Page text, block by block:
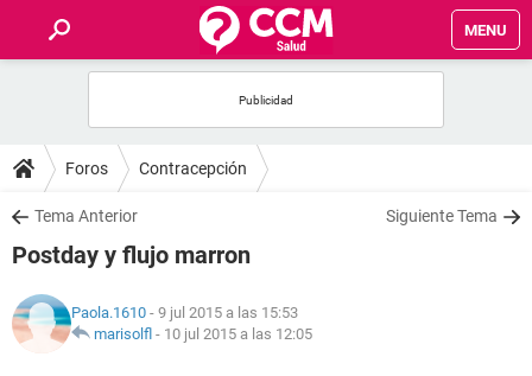
MENU
FOROS
SALUD
NUTRICIÓN
Foros Contracepción
Tema Anterior Siguiente Tema
Postday y flujo marron
Paola.1610 - 9 jul 2015 a las 15:53
marisolfl - 10 jul 2015 a las 12:05